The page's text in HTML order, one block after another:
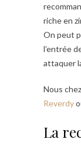
riche en
On peut
l’entrée
attaquer
Nous
Reverdy
La